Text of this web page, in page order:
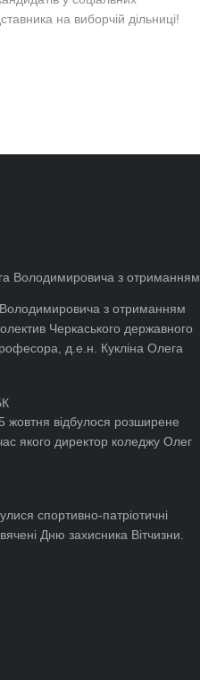
на виборчій дільниці!
Володимировича з отриманням
Черкаського державного
д.е.н. Кукліна Олега
5 жовтня відбулося розширене
якого директор коледжу Олег
спортивно-патріотичні
Дню захисника Вітчизни.